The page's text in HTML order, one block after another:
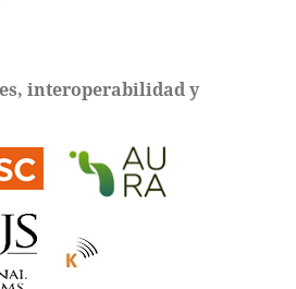
interoperabilidad y